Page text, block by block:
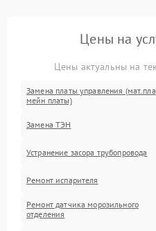
Цены на
Цены актуальны на
Замена платы управления
мейн платы)
Замена ТЭН
Устранение засора трубопровода
Ремонт испарителя
Ремонт датчика морозильного
отделения